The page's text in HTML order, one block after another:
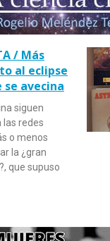
/ Más
al eclipse
avecina
siguen
las redes
o menos
la ¿gran
que supuso